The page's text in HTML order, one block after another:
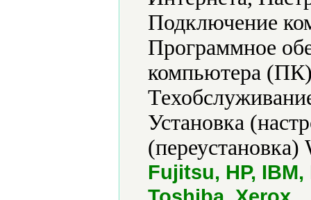
Подключение
Программное
компьютера
Установка
Fujitsu, HP,